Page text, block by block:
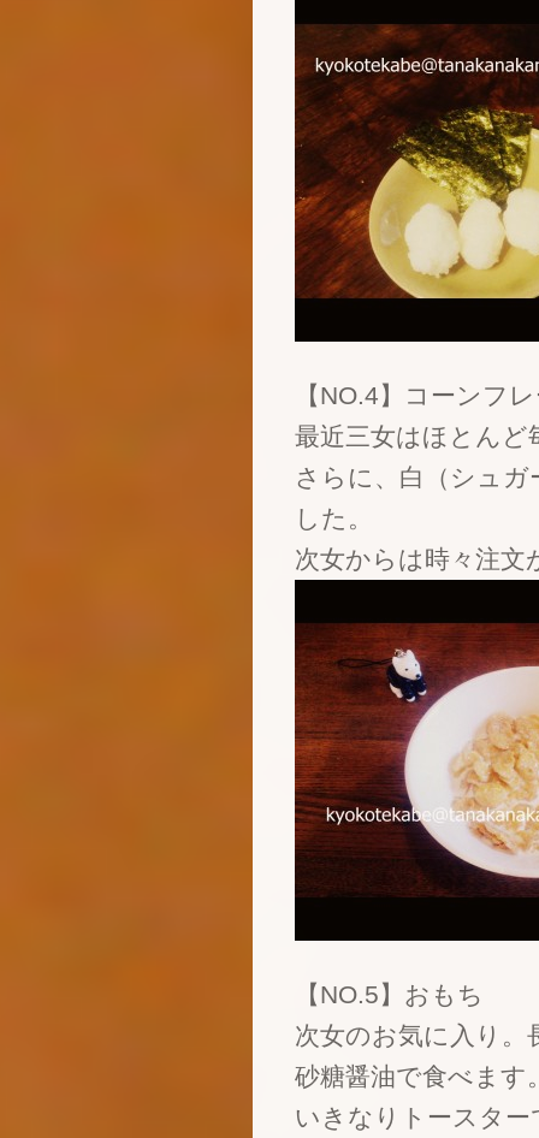
【NO.4】コーンフ
最近三女はほとんど
さらに、白（シュ
した。
次女からは時々注文
【NO.5】おもち
次女のお気に入り。
砂糖醤油で食べます
いきなりトースタ